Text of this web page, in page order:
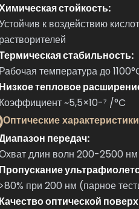
стойкость:
к воздействию
растворителей
стабильность:
Рабочая температура до
Низкое тепловое
Коэффициент ~5,5×10-⁷ /°C
Оптические характеристики
передач:
длин волн 200-2500 нм
Пропускание
>80% при 200 нм (парное
Качество оптической